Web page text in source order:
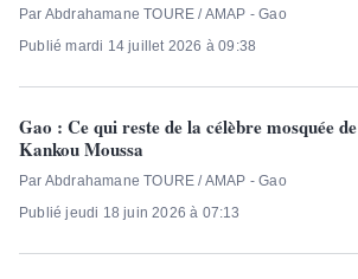
Par Abdrahamane TOURE / AMAP - Gao
Publié mardi 14 juillet 2026 à 09:38
Gao : Ce qui reste de la célèbre mosquée de
Kankou Moussa
Par Abdrahamane TOURE / AMAP - Gao
Publié jeudi 18 juin 2026 à 07:13